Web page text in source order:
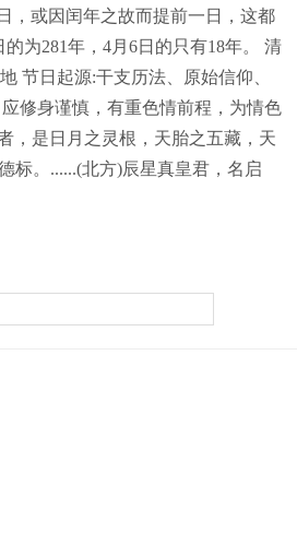
，或因闰年之故而提前一日，这都
为281年，4月6日的只有18年。 清
节日起源:干支历法、原始信仰、
修身谨慎，有重色情前程，为情色
，是日月之灵根，天胎之五藏，天
标。......(北方)辰星真皇君，名启